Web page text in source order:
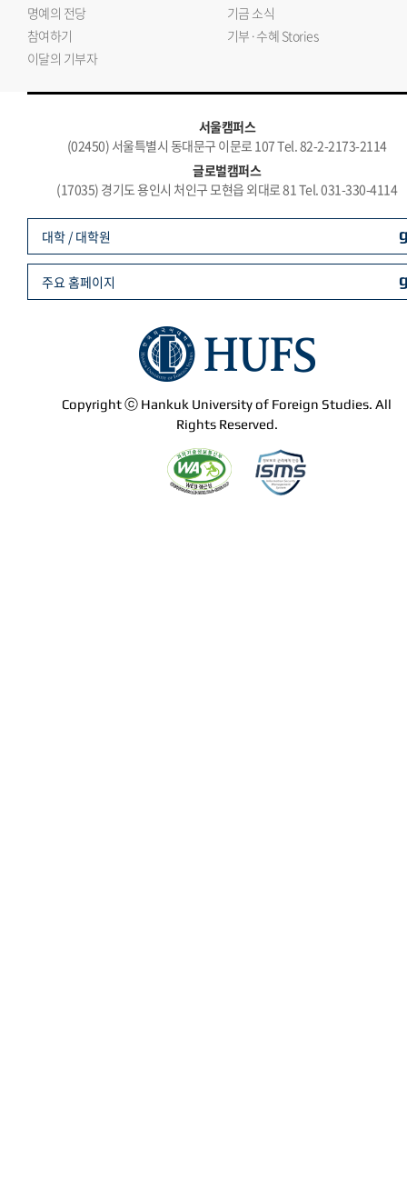
명예의 전당
기금 소식
참여하기
기부·수혜 Stories
이달의 기부자
서울캠퍼스
(02450) 서울특별시 동대문구 이문로 107 Tel. 82-2-2173-2114
글로벌캠퍼스
(17035) 경기도 용인시 처인구 모현읍 외대로 81 Tel. 031-330-4114
Copyright ⓒ Hankuk University of Foreign Studies. All
Rights Reserved.
대학 / 대학원
주요 홈페이지